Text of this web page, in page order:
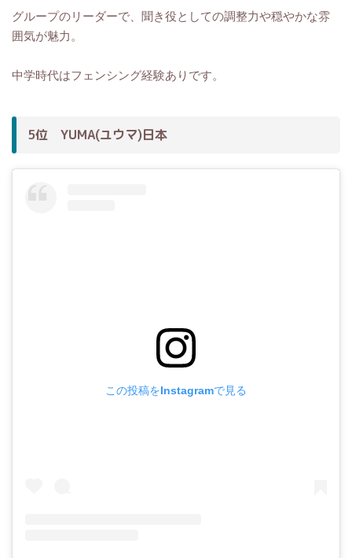
グループのリーダーで、聞き役としての調整力や穏やかな雰
囲気が魅力。
中学時代はフェンシング経験ありです。
5位 YUMA(ユウマ)日本
この投稿をInstagramで見る